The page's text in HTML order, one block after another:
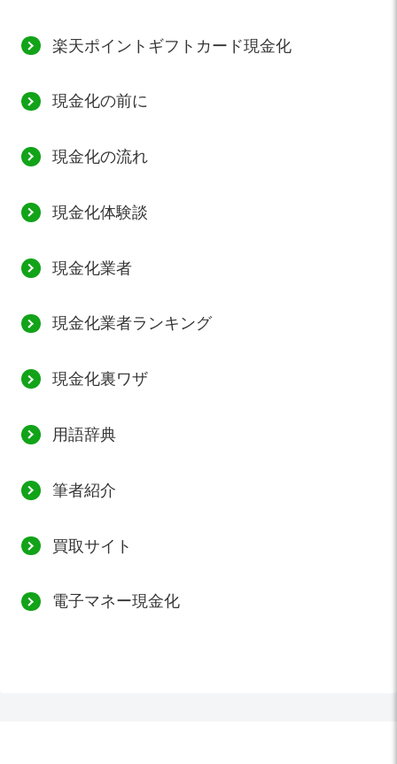
楽天ポイントギフトカード現金化
現金化の前に
現金化の流れ
現金化体験談
現金化業者
現金化業者ランキング
現金化裏ワザ
用語辞典
筆者紹介
買取サイト
電子マネー現金化